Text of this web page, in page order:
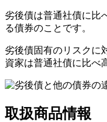
劣後債は普通社債に比
る債券のことです。
劣後債固有のリスクに
資家は普通社債に比べ
取扱商品情報